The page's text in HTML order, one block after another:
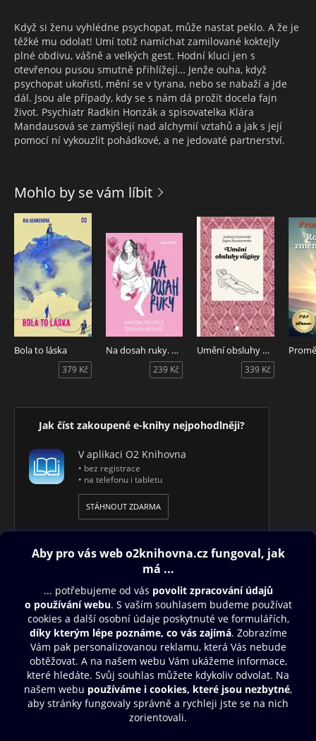
Když si ženu vyhlédne psychopat, může nastat peklo. A že je
těžké mu odolat! Umí totiž namíchat zamilované koktejly
plné obdivu, vášně a velkých gest. Hodní kluci jen s
otevřenou pusou smutně přihlížejí… Jenže ouha, když
psychopat ukořistí, mění se v tyrana, nebo se nabaží a jde
dál. Jsou ale případy, kdy se s nám dá prožít docela fajn
život. Psychiatr Radkin Honzák a spisovatelka Klára
Mandausová se zamýšlejí nad alchymií vztahů a jak s její
pomocí ní vykouzlit pohádkové, a ne jedovaté partnerství.
Mohlo by se vám líbit
Bola to láska
379 Kč
Na dosah ruky. Kapesní průvodce ženskou rozkoší
239 Kč
Umění obsluhy vagíny
339 Kč
Jak číst zakoupené e-knihy nejpohodlněji?
V aplikaci O2 Knihovna
• bez registrace
• na telefonu i tabletu
STÁHNOUT ZDARMA
Obsah ke stažení
Moje O2 Knihovna
Další zábava
© O2 Czech Republic a.s.